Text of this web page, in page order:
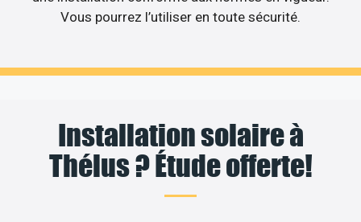
Vous pourrez l’utiliser en toute sécurité.
Installation solaire à
Thélus ? Étude offerte!